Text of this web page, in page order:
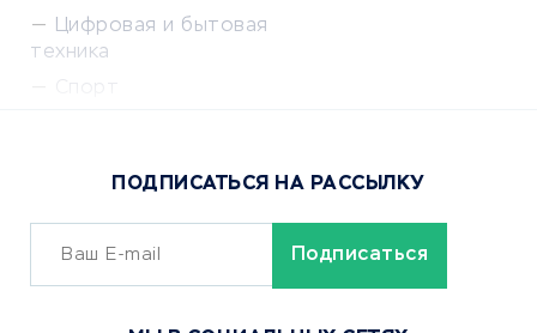
Цифровая и бытовая
техника
Сервисы доставки
ОБУЧЕНИЕ И РАБОТА
ПОДПИСАТЬСЯ НА РАССЫЛКУ